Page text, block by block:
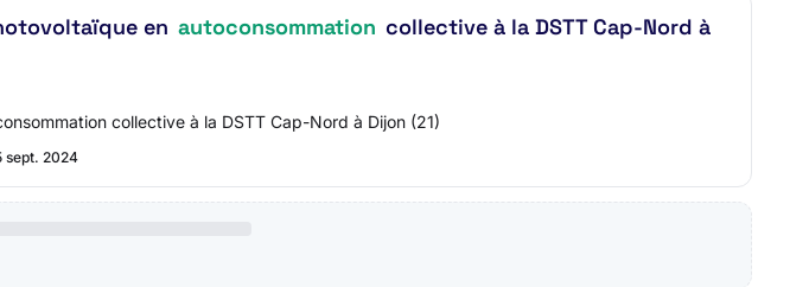
en autoconsommation collective à la DSTT Cap-Nord à
collective à la DSTT Cap-Nord à Dijon (21)
sept. 2024